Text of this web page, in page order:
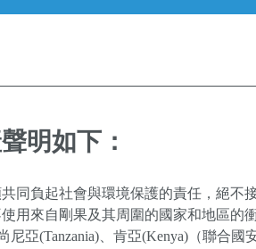
明如下：
同負起社會與環境保護的責任，絕不
用來自剛果及其周圍的國家和地區的
尼亞(Tanzania)、肯亞(Kenya)（聯合